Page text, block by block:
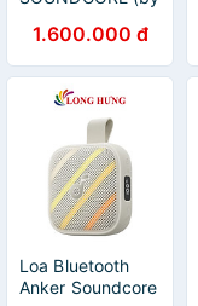
- Phiên bản
Marvel - A3127S
1.600.000 đ
Loa Bluetooth
Anker Soundcore